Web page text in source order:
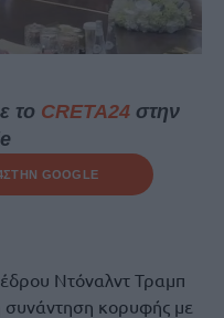
το CRETA24στην
ΣΤΗΝ GOOGLE
Ντόναλντ Τραμπ
συνάντηση κορυφής με